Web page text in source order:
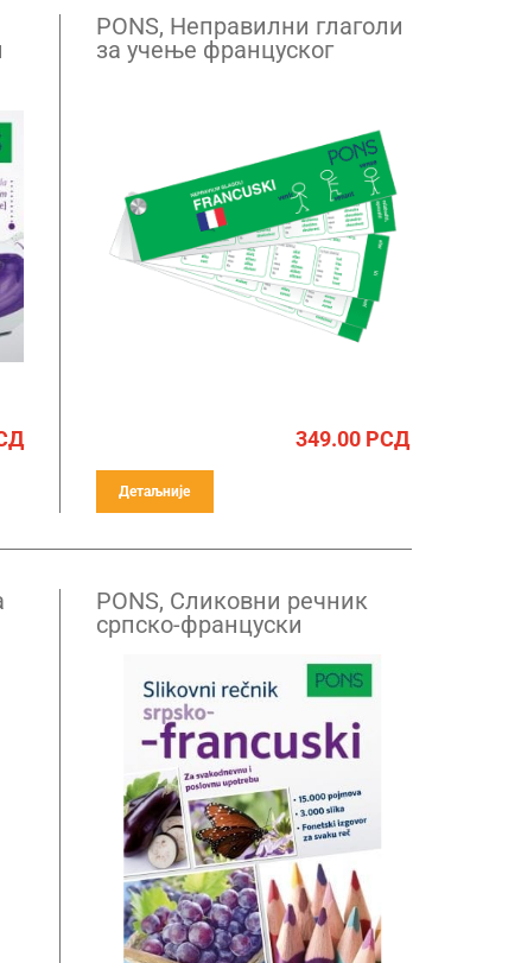
PONS, Неправилни глаголи
за учење француског
349.00РСД
Детаљније
PONS, Сликовни речник
српско-француски